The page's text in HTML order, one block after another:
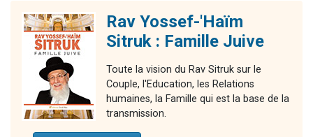
Rav Yossef-'Haïm
Sitruk : Famille Juive
Toute la vision du Rav Sitruk sur le
Couple, l'Education, les Relations
humaines, la Famille qui est la base de la
transmission.